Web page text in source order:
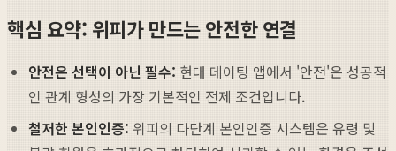
핵심 요약: 위피가 만드는 안전한 연결
안전은 선택이 아닌 필수: 현대 데이팅 앱에서 '안전'은 성공적
인 관계 형성의 가장 기본적인 전제 조건입니다.
철저한 본인인증: 위피의 다단계 본인인증 시스템은 유령 및